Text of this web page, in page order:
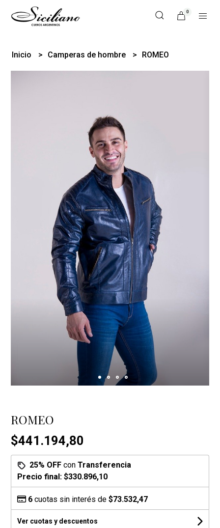
0
Inicio Camperas de hombre ROMEO
ROMEO
$441.194,80
25% OFF conTransferencia
Precio final:$330.896,10
6 cuotas sin interés de$73.532,47
Ver cuotas y descuentos